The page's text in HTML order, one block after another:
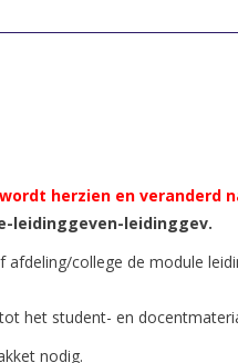
wordt herzien en veranderd
leidinggeven-leidinggev.
afdeling/college de module
het student- en
nodig.